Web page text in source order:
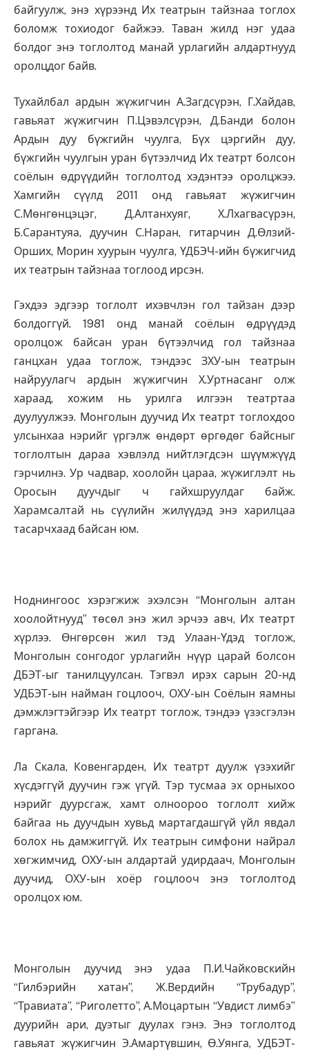
байгуулж, энэ хүрээнд Их театрын тайзнаа тоглох
боломж тохиодог байжээ. Таван жилд нэг удаа
болдог энэ тоглолтод манай урлагийн алдартнууд
оролцдог байв.
Тухайлбал ардын жүжигчин А.Загдсүрэн, Г.Хайдав,
гавьяат жүжигчин П.Цэвэлсүрэн, Д.Банди болон
Ардын дуу бүжгийн чуулга, Бүх цэргийн дуу,
бүжгийн чуулгын уран бүтээлчид Их театрт болсон
соёлын өдрүүдийн тоглолтод хэдэнтээ оролцжээ.
Хамгийн сүүлд 2011 онд гавьяат жүжигчин
С.Мөнгөнцэцэг, Д.Алтанхуяг, Х.Лхагвасүрэн,
Б.Сарантуяа, дуучин С.Наран, гитарчин Д.Өлзий-
Орших, Морин хуурын чуулга, ҮДБЭЧ-ийн бүжигчид
их театрын тайзнаа тоглоод ирсэн.
Гэхдээ эдгээр тоглолт ихэвчлэн гол тайзан дээр
болдоггүй. 1981 онд манай соёлын өдрүүдэд
оролцож байсан уран бүтээлчид гол тайзнаа
ганцхан удаа тоглож, тэндээс ЗХУ-ын театрын
найруулагч ардын жүжигчин Х.Уртнасанг олж
хараад, хожим нь урилга илгээн театртаа
дуулуулжээ. Монголын дуучид Их театрт тоглохдоо
улсынхаа нэрийг үргэлж өндөрт өргөдөг байсныг
тоглолтын дараа хэвлэлд нийтлэгдсэн шүүмжүүд
гэрчилнэ. Ур чадвар, хоолойн цараа, жүжиглэлт нь
Оросын дуучдыг ч гайхшруулдаг байж.
Харамсалтай нь сүүлийн жилүүдэд энэ харилцаа
тасарчхаад байсан юм.
Ноднингоос хэрэгжиж эхэлсэн “Монголын алтан
хоолойтнууд” төсөл энэ жил эрчээ авч, Их театрт
хүрлээ. Өнгөрсөн жил тэд Улаан-Үдэд тоглож,
Монголын сонгодог урлагийн нүүр царай болсон
ДБЭТ-ыг танилцуулсан. Тэгвэл ирэх сарын 20-нд
УДБЭТ-ын найман гоцлооч, ОХУ-ын Соёлын яамны
дэмжлэгтэйгээр Их театрт тоглож, тэндээ үзэсгэлэн
гаргана.
Ла Скала, Ковенгарден, Их театрт дуулж үзэхийг
хүсдэггүй дуучин гэж үгүй. Тэр тусмаа эх орныхоо
нэрийг дуурсгаж, хамт олноороо тоглолт хийж
байгаа нь дуучдын хувьд мартагдашгүй үйл явдал
болох нь дамжиггүй. Их театрын симфони найрал
хөгжимчид, ОХУ-ын алдартай удирдаач, Монголын
дуучид, ОХУ-ын хоёр гоцлооч энэ тоглолтод
оролцох юм.
Монголын дуучид энэ удаа П.И.Чайковскийн
“Гилбэрийн хатан”, Ж.Вердийн “Трубадур”,
“Травиата”, “Риголетто”, А.Моцартын “Увдист лимбэ”
дуурийн ари, дуэтыг дуулах гэнэ. Энэ тоглолтод
гавьяат жүжигчин Э.Амартүвшин, Ө.Уянга, УДБЭТ-